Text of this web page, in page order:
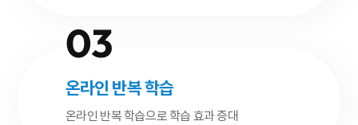
온라인 반복 학습
온라인 반복 학습으로 학습 효과 증대